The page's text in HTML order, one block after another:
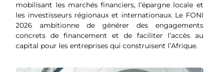
mobilisant les marchés financiers, l’épargne locale et
les investisseurs régionaux et internationaux. Le FONI
2026 ambitionne de générer des engagements
concrets de financement et de faciliter l’accès au
capital pour les entreprises qui construisent l’Afrique.